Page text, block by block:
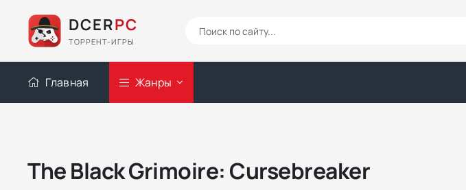
DCERPC
ТОРРЕНТ-ИГРЫ
Главная Жанры
The Black Grimoire: Cursebreaker